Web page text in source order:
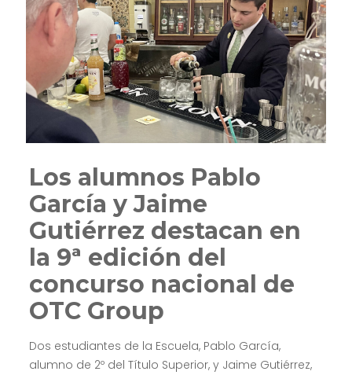
Los alumnos Pablo
García y Jaime
Gutiérrez destacan en
la 9ª edición del
concurso nacional de
OTC Group
Dos estudiantes de la Escuela, Pablo García,
alumno de 2º del Título Superior, y Jaime Gutiérrez,